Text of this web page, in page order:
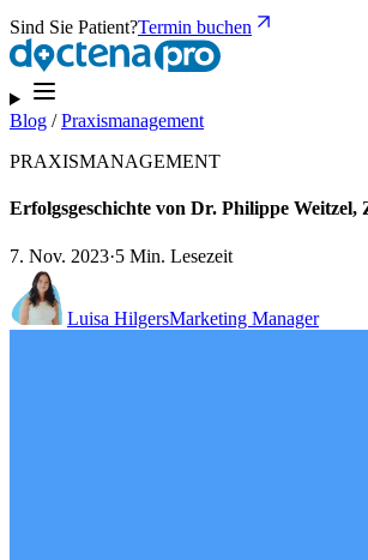
Sind Sie Patient?Termin buchen
Blog /Praxismanagement
PRAXISMANAGEMENT
Erfolgsgeschichte von Dr. Philippe Weitzel,
7. Nov. 2023·5 Min. Lesezeit
Luisa HilgersMarketing Manager